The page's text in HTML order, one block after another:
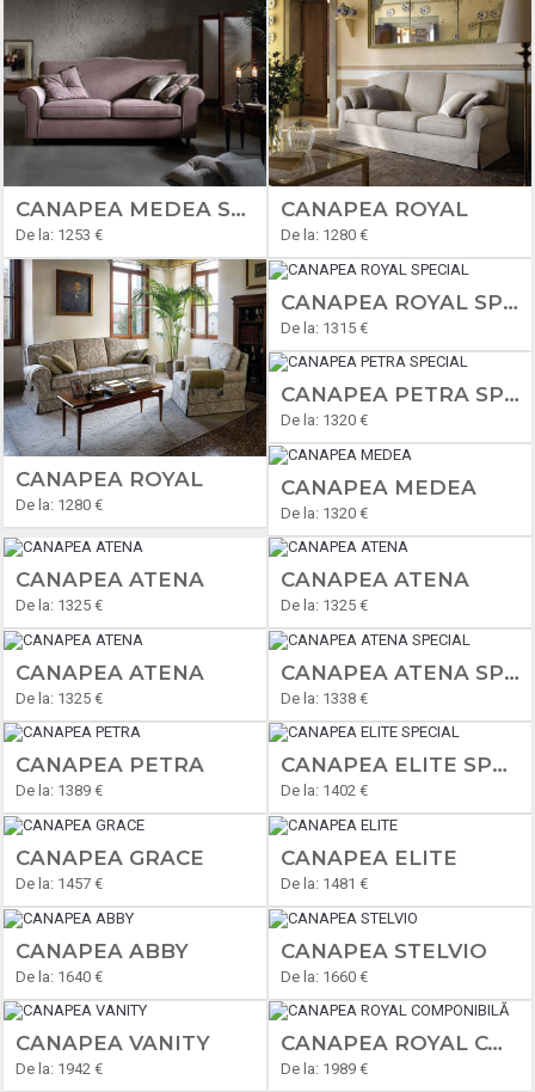
CANAPEA MEDEA SPECIAL
De la: 1253 €
CANAPEA ROYAL
De la: 1280 €
CANAPEA ROYAL
De la: 1280 €
CANAPEA ROYAL SPECIAL
De la: 1315 €
CANAPEA PETRA SPECIAL
De la: 1320 €
CANAPEA MEDEA
De la: 1320 €
CANAPEA ATENA
De la: 1325 €
CANAPEA ATENA
De la: 1325 €
CANAPEA ATENA
De la: 1325 €
CANAPEA ATENA SPECIAL
De la: 1338 €
CANAPEA PETRA
De la: 1389 €
CANAPEA ELITE SPECIAL
De la: 1402 €
CANAPEA GRACE
De la: 1457 €
CANAPEA ELITE
De la: 1481 €
CANAPEA ABBY
De la: 1640 €
CANAPEA STELVIO
De la: 1660 €
CANAPEA VANITY
De la: 1942 €
CANAPEA ROYAL COMPONIBILĂ
De la: 1989 €